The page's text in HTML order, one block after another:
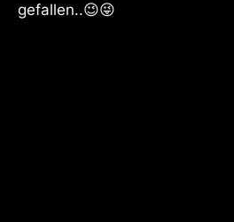
gefallen..😉😜